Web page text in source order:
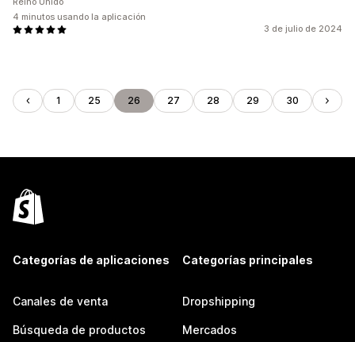
3 de julio de 2024
4 minutos usando la aplicación
1 25 26 27 28 29 30
Categorías de aplicaciones
Canales de venta
Búsqueda de productos
Categorías principales
Dropshipping
Mercados